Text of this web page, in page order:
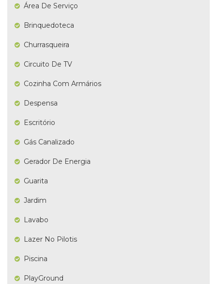
Área De Serviço
Brinquedoteca
Churrasqueira
Circuito De TV
Cozinha Com Armários
Despensa
Escritório
Gás Canalizado
Gerador De Energia
Guarita
Jardim
Lavabo
Lazer No Pilotis
Piscina
PlayGround